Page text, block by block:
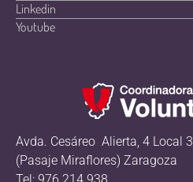
Linkedin
Youtube
Avda. Cesáreo Alierta, 4 Local 3
(Pasaje Miraflores) Zaragoza